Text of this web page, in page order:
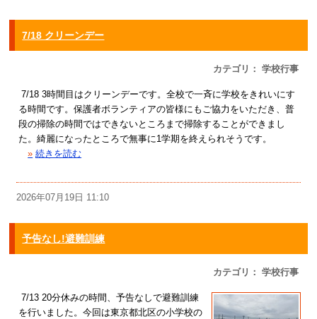
7/18 クリーンデー
カテゴリ： 学校行事
7/18 3時間目はクリーンデーです。全校で一斉に学校をきれいにす
る時間です。保護者ボランティアの皆様にもご協力をいただき、普
段の掃除の時間ではできないところまで掃除することができまし
た。綺麗になったところで無事に1学期を終えられそうです。
» 続きを読む
2026年07月19日 11:10
予告なし!避難訓練
カテゴリ： 学校行事
7/13 20分休みの時間、予告なしで避難訓練
を行いました。今回は東京都北区の小学校の